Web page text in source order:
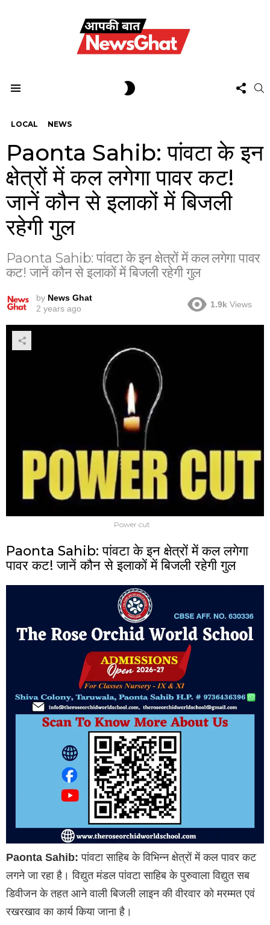
US
LOCAL NEWS
Paonta Sahib: पांवटा के इन
क्षेत्रों में कल लगेगा पावर कट!
जानें कौन से इलाकों में बिजली
रहेगी गुल
Paonta Sahib: पांवटा के इन क्षेत्रों में कल लगेगा पावर
कट! जानें कौन से इलाकों में बिजली रहेगी गुल
by News Ghat
2 years ago
1.9k Views
Power cut
Paonta Sahib: पांवटा के इन क्षेत्रों में कल लगेगा
पावर कट! जानें कौन से इलाकों में बिजली रहेगी गुल
Paonta Sahib: पांवटा साहिब के विभिन्न क्षेत्रों में कल पावर कट
लगने जा रहा है। विद्युत मंडल पांवटा साहिब के पुरुवाला विद्युत सब
डिवीजन के तहत आने वाली बिजली लाइन की वीरवार को मरम्मत एवं
रखरखाव का कार्य किया जाना है।